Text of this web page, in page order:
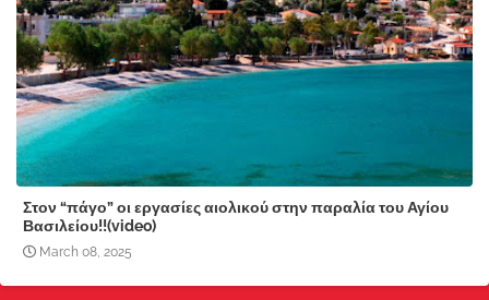
Στον “πάγο” οι εργασίες αιολικού στην παραλία του Αγίου
Βασιλείου!!(video)
March 08, 2025